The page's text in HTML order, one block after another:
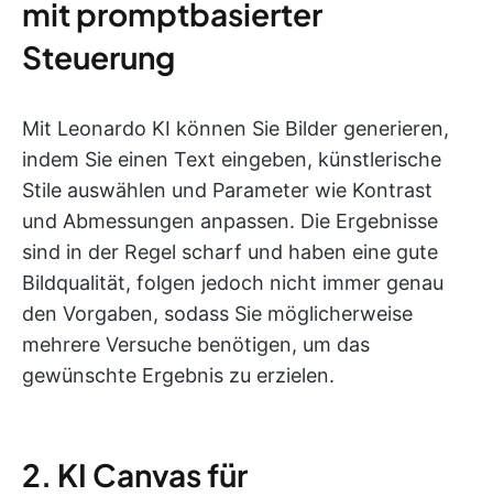
mit promptbasierter
Steuerung
Mit Leonardo KI können Sie Bilder generieren,
indem Sie einen Text eingeben, künstlerische
Stile auswählen und Parameter wie Kontrast
und Abmessungen anpassen. Die Ergebnisse
sind in der Regel scharf und haben eine gute
Bildqualität, folgen jedoch nicht immer genau
den Vorgaben, sodass Sie möglicherweise
mehrere Versuche benötigen, um das
gewünschte Ergebnis zu erzielen.
2. KI Canvas für